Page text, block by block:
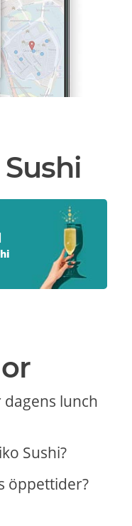
dagens lunch
Sushi?
öppettider?